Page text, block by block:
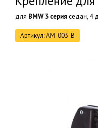
для BMW 3 серия седан, 4
Артикул: AM-003-B